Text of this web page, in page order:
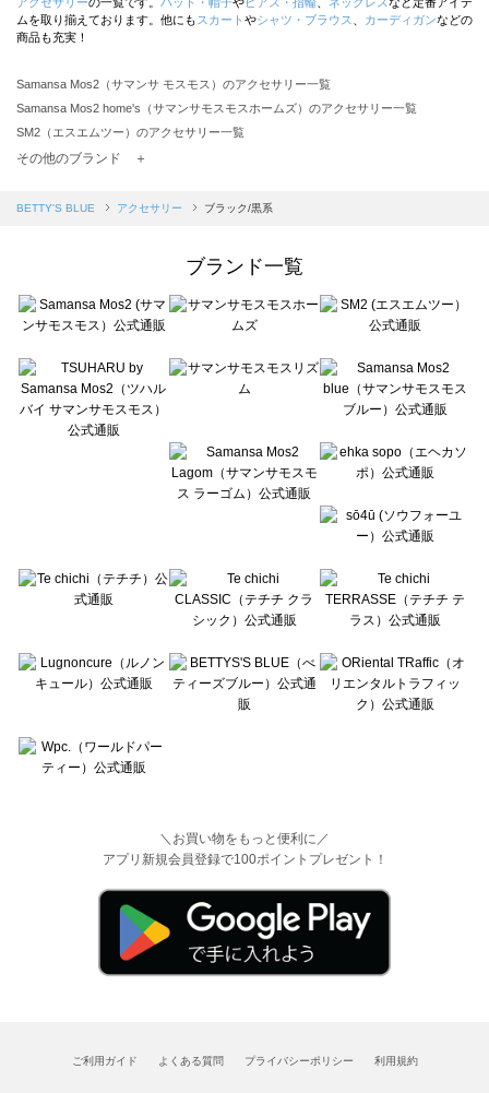
ムを取り揃えております。他にも スカート やシャツ・ブラウス カーディガンなどの
商品も充実！
Samansa Mos2（サマンサ モスモス）のアクセサリー一覧
Samansa Mos2 home's（サマンサモスモスホームズ）のアクセサリー一覧
SM2（エスエムツー）のアクセサリー一覧
TSUHARU by Samansa Mos2（ツハルバイサマンサモスモス）のアクセサリー一覧
Samansa Mos2 blue（サマンサモスモス ブルー）のアクセサリー一覧
sō4ū（ソウフォーユー）のアクセサリー一覧
Te chichi（テチチ）のアクセサリー一覧
Te chichi CLASSIC（テチチ クラシック）のアクセサリー一覧
Lugnoncure（ルノンキュール）のアクセサリー一覧
BETTY'S BLUE（べティーズブルー）のアクセサリー一覧
Wpc.（ワールドパーティー）のアクセサリー一覧
その他のブランド ＋
BETTY'S BLUE アクセサリー ブラック/黒系
ブランド一覧
＼お買い物をもっと便利に／
アプリ新規会員登録で100ポイントプレゼント！
ご利用ガイド よくある質問 プライバシーポリシー 利用規約